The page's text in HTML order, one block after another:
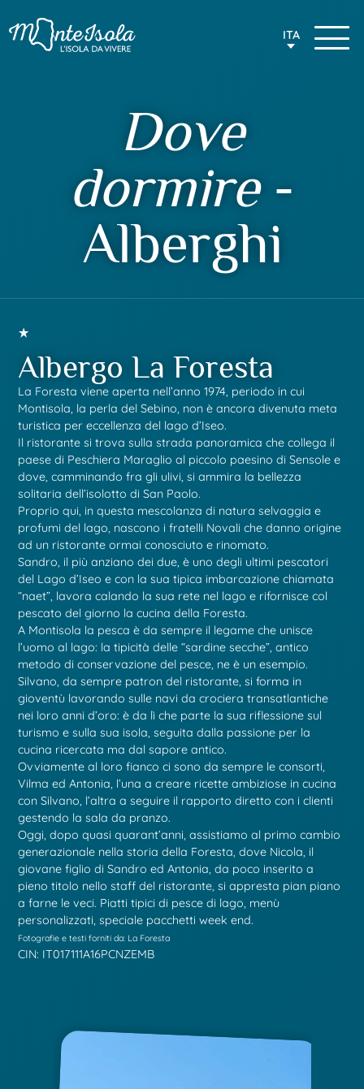
ITA
Dove
dormire-
Alberghi
Albergo La Foresta
La Foresta viene aperta nell’anno 1974, periodo in cui
Montisola, la perla del Sebino, non è ancora divenuta meta
turistica per eccellenza del lago d’Iseo.
Il ristorante si trova sulla strada panoramica che collega il
paese di Peschiera Maraglio al piccolo paesino di Sensole e
dove, camminando fra gli ulivi, si ammira la bellezza
solitaria dell’isolotto di San Paolo.
Proprio qui, in questa mescolanza di natura selvaggia e
profumi del lago, nascono i fratelli Novali che danno origine
ad un ristorante ormai conosciuto e rinomato.
Sandro, il più anziano dei due, è uno degli ultimi pescatori
del Lago d’Iseo e con la sua tipica imbarcazione chiamata
“naet”, lavora calando la sua rete nel lago e rifornisce col
pescato del giorno la cucina della Foresta.
A Montisola la pesca è da sempre il legame che unisce
l’uomo al lago: la tipicità delle “sardine secche”, antico
metodo di conservazione del pesce, ne è un esempio.
Silvano, da sempre patron del ristorante, si forma in
gioventù lavorando sulle navi da crociera transatlantiche
nei loro anni d’oro: è da lì che parte la sua riflessione sul
turismo e sulla sua isola, seguita dalla passione per la
cucina ricercata ma dal sapore antico.
Ovviamente al loro fianco ci sono da sempre le consorti,
Vilma ed Antonia, l’una a creare ricette ambiziose in cucina
con Silvano, l’altra a seguire il rapporto diretto con i clienti
gestendo la sala da pranzo.
Oggi, dopo quasi quarant’anni, assistiamo al primo cambio
generazionale nella storia della Foresta, dove Nicola, il
giovane figlio di Sandro ed Antonia, da poco inserito a
pieno titolo nello staff del ristorante, si appresta pian piano
a farne le veci. Piatti tipici di pesce di lago, menù
personalizzati, speciale pacchetti week end.
Fotografie e testi forniti da: La Foresta
CIN: IT017111A16PCNZEMB